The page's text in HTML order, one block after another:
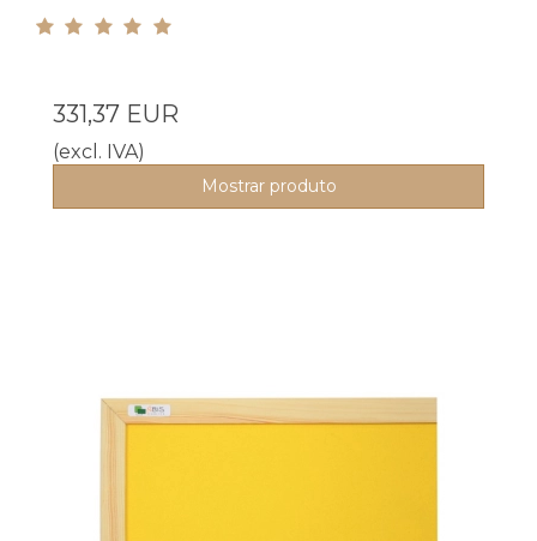
331,37 EUR
(excl. IVA)
Mostrar produto